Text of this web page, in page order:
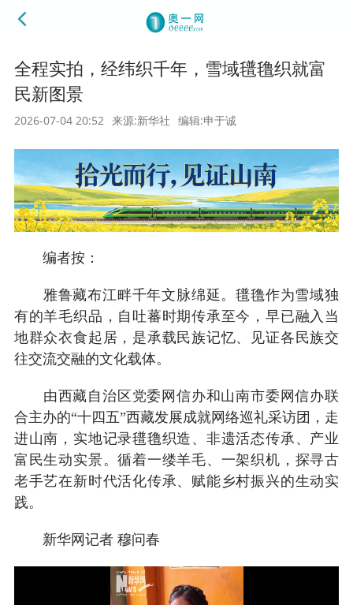
全程实拍，经纬织千年，雪域氆氇织就富
民新图景
2026-07-04 20:52 来源:新华社 编辑:申于诚
编者按：
雅鲁藏布江畔千年文脉绵延。氆氇作为雪域独
有的羊毛织品，自吐蕃时期传承至今，早已融入当
地群众衣食起居，是承载民族记忆、见证各民族交
往交流交融的文化载体。
由西藏自治区党委网信办和山南市委网信办联
合主办的“十四五”西藏发展成就网络巡礼采访团，走
进山南，实地记录氆氇织造、非遗活态传承、产业
富民生动实景。循着一缕羊毛、一架织机，探寻古
老手艺在新时代活化传承、赋能乡村振兴的生动实
践。
新华网记者 穆问春